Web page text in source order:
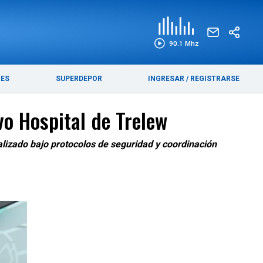
90.1 Mhz
SUPERDEPOR INGRESAR / REGISTRARSE
Hospital de Trelew
bajo protocolos de seguridad y coordinación